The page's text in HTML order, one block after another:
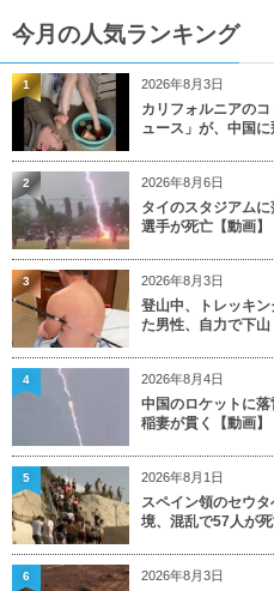
今月の人気ランキング
2026年8月3日
カリフォルニアの
ュース」が、中国に
1
2026年8月6日
タイのスタジアム
選手が死亡【動画】
2
2026年8月3日
登山中、トレッキ
た男性、自力で下山
3
2026年8月4日
中国のロケットに
稲妻が貫く【動画】
4
2026年8月1日
スペイン領のセウ
境、混乱で57人が
5
2026年8月3日
6